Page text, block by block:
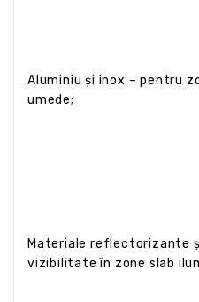
Aluminiu și inox – pentru
umede;
Materiale reflectorizante
vizibilitate în zone slab